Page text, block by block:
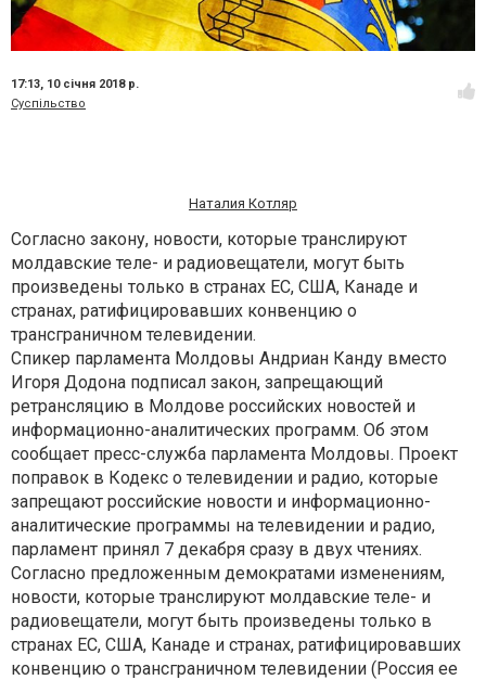
17:13, 10 січня 2018 р.
Суспільство
Наталия Котляр
Согласно закону, новости, которые транслируют
молдавские теле- и радиовещатели, могут быть
произведены только в странах ЕС, США, Канаде и
странах, ратифицировавших конвенцию о
трансграничном телевидении.
Спикер парламента Молдовы Андриан Канду вместо
Игоря Додона подписал закон, запрещающий
ретрансляцию в Молдове российских новостей и
информационно-аналитических программ. Об этом
сообщает пресс-служба парламента Молдовы. Проект
поправок в Кодекс о телевидении и радио, которые
запрещают российские новости и информационно-
аналитические программы на телевидении и радио,
парламент принял 7 декабря сразу в двух чтениях.
Согласно предложенным демократами изменениям,
новости, которые транслируют молдавские теле- и
радиовещатели, могут быть произведены только в
странах ЕС, США, Канаде и странах, ратифицировавших
конвенцию о трансграничном телевидении (Россия ее